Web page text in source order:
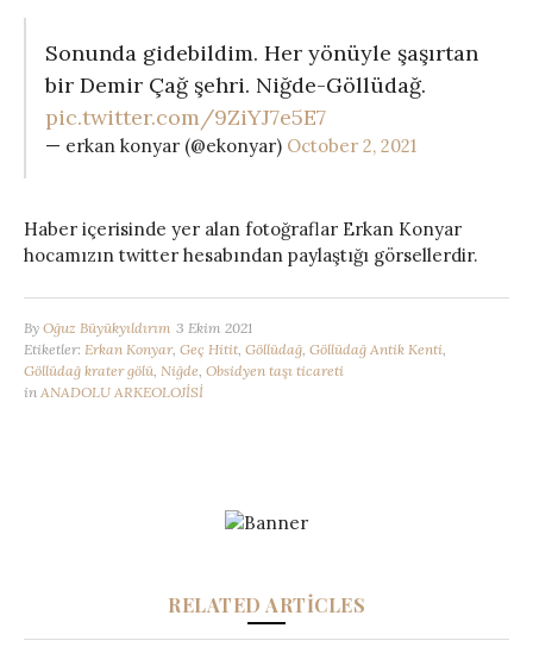
Sonunda gidebildim. Her yönüyle şaşırtan
bir Demir Çağ şehri. Niğde-Göllüdağ.
pic.twitter.com/9ZiYJ7e5E7
— erkan konyar (@ekonyar) October 2, 2021
Haber içerisinde yer alan fotoğraflar Erkan Konyar
hocamızın twitter hesabından paylaştığı görsellerdir.
By Oğuz Büyükyıldırım 3 Ekim 2021
Etiketler: Erkan Konyar, Geç Hitit, Göllüdağ, Göllüdağ Antik Kenti,
Göllüdağ krater gölü, Niğde, Obsidyen taşı ticareti
in ANADOLU ARKEOLOJİSİ
RELATED ARTICLES